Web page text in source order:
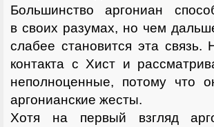
Большинство аргониан
в своих разумах, но чем
слабее становится эта
контакта с Хист и
неполноценные, потому что
аргонианские жесты.
Хотя на первый взгляд